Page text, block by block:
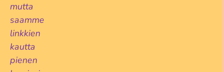
mutta
saamme
linkkien
kautta
pienen